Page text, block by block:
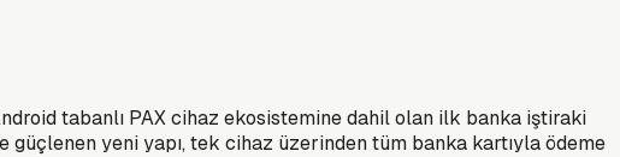
tabanlı PAX cihaz ekosistemine dahil olan ilk banka iştiraki
yeni yapı, tek cihaz üzerinden tüm banka kartıyla ödeme